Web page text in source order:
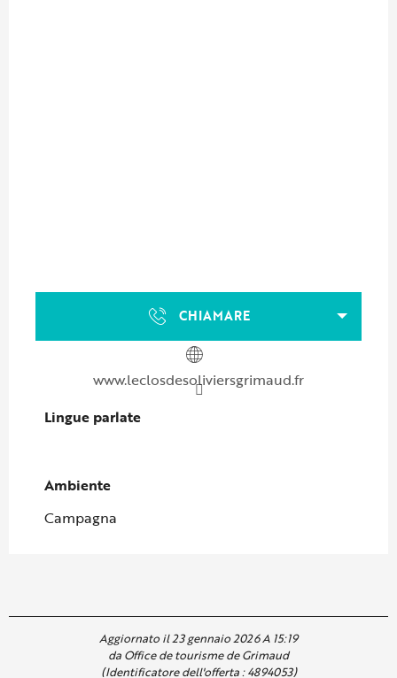
CHIAMARE
www.leclosdesoliviersgrimaud.fr
Lingue parlate
Lingue parlate
Ambiente
Ambiente
Campagna
Aggiornato il 23 gennaio 2026 A 15:19
da Office de tourisme de Grimaud
(Identificatore dell'offerta :4894053)